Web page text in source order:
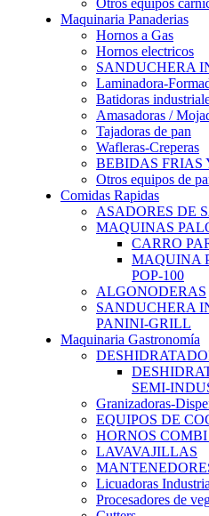
Otros equipos
Maquinaria Panaderias
Hornos a Gas
Hornos electricos
SANDUCHERA
Laminadora-
Batidoras
Amasadoras /
Tajadoras de pan
Wafleras-Creperas
BEBIDAS FRIAS
Otros equipos de
Comidas Rapidas
ASADORES DE
MAQUINAS
CARRO
MAQUINA
POP-100
ALGONODERAS
SANDUCHERA
PANINI-GRILL
Maquinaria Gastronomía
SEMI-
Granizadoras-
EQUIPOS DE
HORNOS
LAVAVAJILLAS
Licuadoras
Procesadores de